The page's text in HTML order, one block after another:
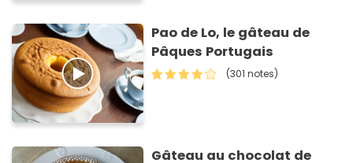
Pao de Lo, le gâteau de
Pâques Portugais
(301 notes)
Gâteau au chocolat de